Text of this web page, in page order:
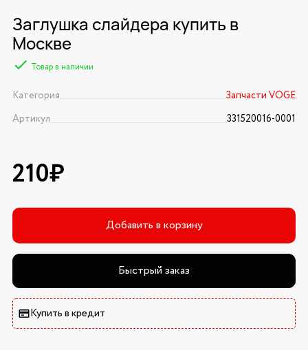
Заглушка слайдера купить в
Москве
Товар в наличии
Категория
Запчасти VOGE
Артикул
331520016-0001
210₽
Добавить в корзину
Быстрый заказ
Купить в кредит